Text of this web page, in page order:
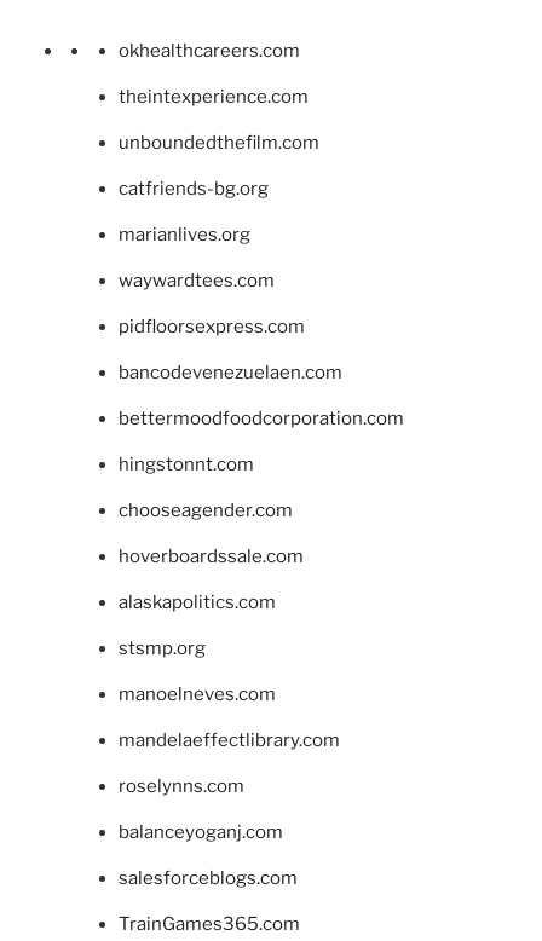
okhealthcareers.com
theintexperience.com
unboundedthefilm.com
catfriends-bg.org
marianlives.org
waywardtees.com
pidfloorsexpress.com
bancodevenezuelaen.com
bettermoodfoodcorporation.com
hingstonnt.com
chooseagender.com
hoverboardssale.com
alaskapolitics.com
stsmp.org
manoelneves.com
mandelaeffectlibrary.com
roselynns.com
balanceyoganj.com
salesforceblogs.com
TrainGames365.com